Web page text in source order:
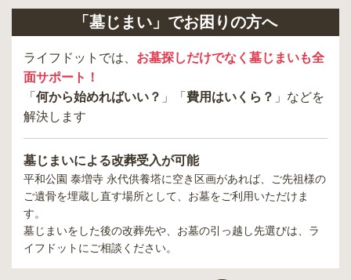
「墓じまい」でお困りの方へ
ライフドットでは、 お墓探しだけでなく墓じまいも全
面サポート！
「 何から始めればいい？ 」「 費用はいくら？ 」などを
解決します
墓じまいによる改葬受入が可能
平和公園 泰増寺 永代供養塔に空き区画があれば、ご先祖様の
ご遺骨を埋蔵し直す場所として、お墓をご利用いただけま
す。
墓じまいをした後の改葬先や、お墓の引っ越し先選びは、ラ
イフドットにご相談ください。